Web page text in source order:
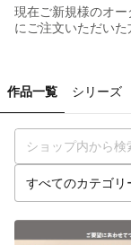
現在ご新規様のオ
にご注文いただいた
作品一覧 シリーズ